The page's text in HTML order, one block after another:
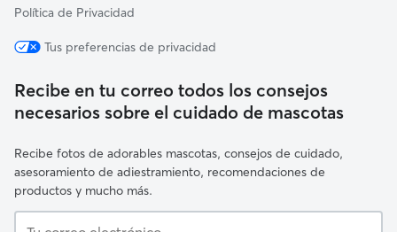
Política de Privacidad
Tus preferencias de privacidad
Recibe en tu correo todos los consejos
necesarios sobre el cuidado de mascotas
Recibe fotos de adorables mascotas, consejos de cuidado,
asesoramiento de adiestramiento, recomendaciones de
productos y mucho más.